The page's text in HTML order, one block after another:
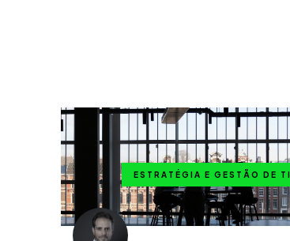
ESTRATÉGIA E GESTÃO DE TI